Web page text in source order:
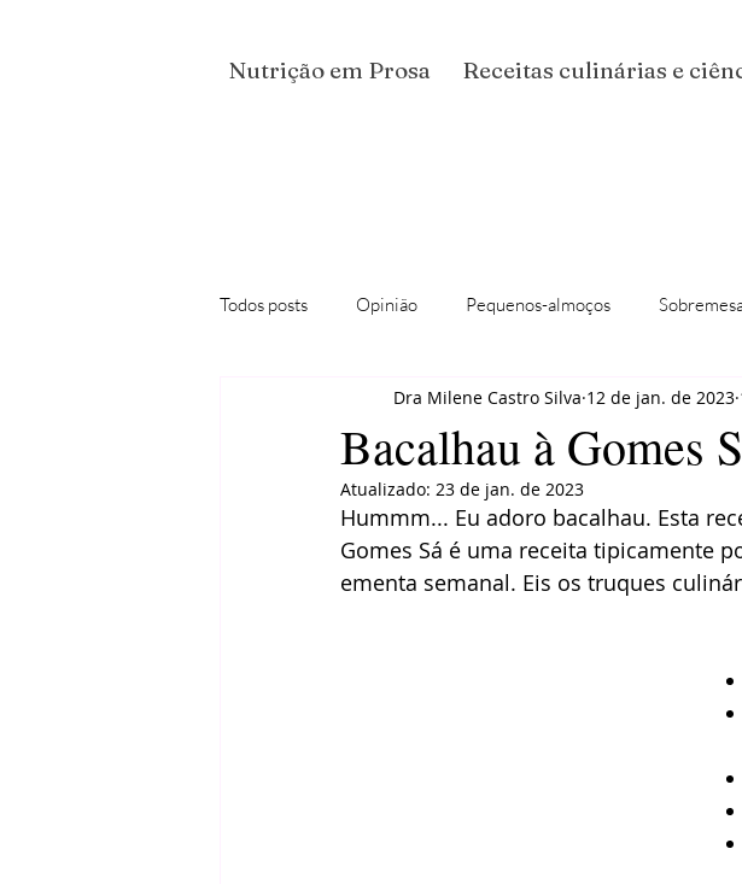
Nutrição em Prosa Receitas culinárias e
Todos posts Opinião Pequenos-almoços
Podcast "Conversas Nutricionais"
Bacalhau à Gomes
Dra Milene Castro Silva 12 de jan. de 2023
Atualizado: 23 de jan. de 2023
Hummm... Eu adoro bacalhau. Esta
Gomes Sá é uma receita tipicamente
ementa semanal. Eis os truques